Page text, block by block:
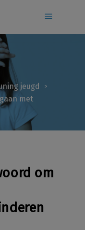
jeugd >
met
om